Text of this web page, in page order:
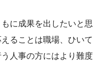
に成果を出したいと思
ることは職場、ひいて
人事の方にはより難度